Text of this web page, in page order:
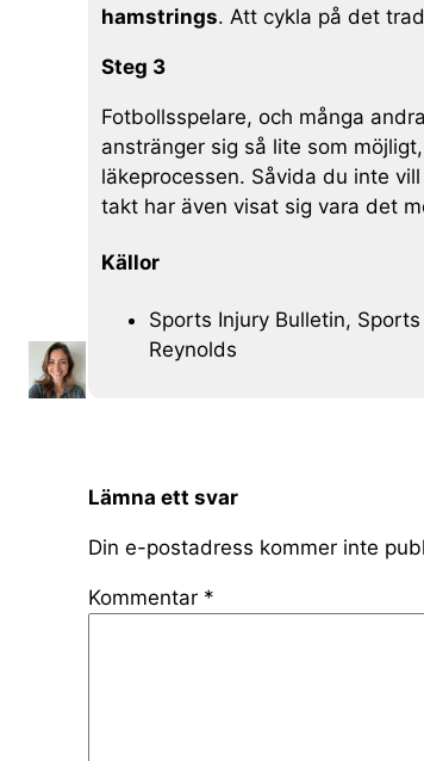
hamstrings. Att cykla på det
Steg 3
Fotbollsspelare, och många
anstränger sig så lite som
läkeprocessen. Såvida du inte
takt har även visat sig vara det
Källor
Sports Injury Bulletin,
Reynolds
Lämna ett svar
Din e-postadress kommer inte
Kommentar *